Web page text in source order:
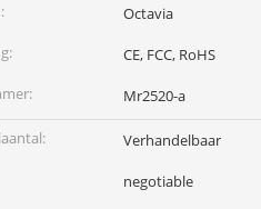
Octavia
CE, FCC, RoHS
Mr2520-a
Verhandelbaar
negotiable